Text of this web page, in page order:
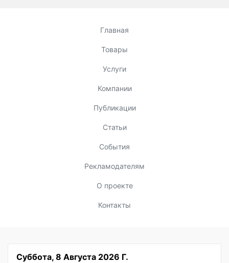
Главная
Товары
Услуги
Компании
Публикации
Статьи
События
Рекламодателям
О проекте
Контакты
Суббота, 8 Августа 2026 Г.